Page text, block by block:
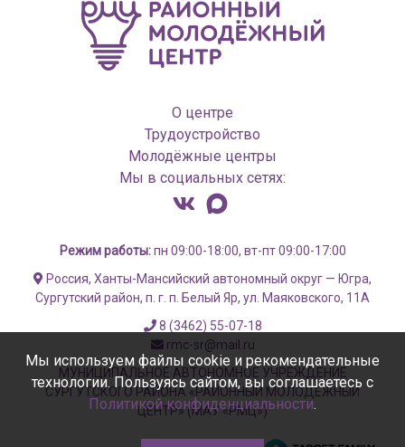
О центре
Трудоустройство
Молодёжные центры
Мы в социальных сетях:
Режим работы:пн 09:00-18:00, вт-пт 09:00-17:00
Россия, Ханты-Мансийский автономный округ — Югра,
Сургутский район, п. г. п. Белый Яр, ул. Маяковского, 11А
8 (3462) 55-07-18
rmc-sr@mail.ru
МУНИЦИПАЛЬНОЕ АВТОНОМНОЕ УЧРЕЖДЕНИЕ
СУРГУТСКОГО РАЙОНА «РАЙОННЫЙ МОЛОДЁЖНЫЙ
ЦЕНТР» (МАУ «РМЦ»)
Мы используем файлы cookie и рекомендательные
технологии. Пользуясь сайтом, вы соглашаетесь с
Политикой конфиденциальности.